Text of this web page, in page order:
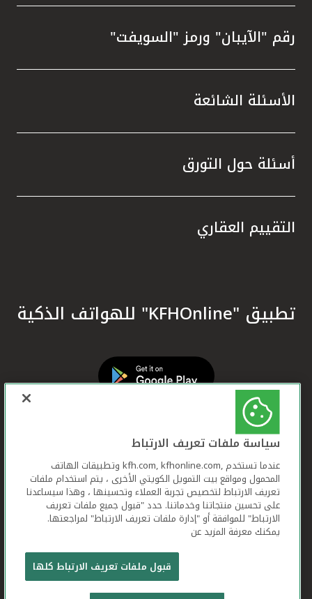
رقم "الآيبان" ورمز "السويفت"
الأسئلة الشائعة
أسئلة حول التورق
التقييم العقاري
تطبيق "KFHOnline" للهواتف الذكية
بيت التمويل الكويتي جميع الحقوق محفوظة © 2026
شروط وأحكام استخدام الموقع الإلكتروني
سياسة ملفات تعريف الارتباط
عندما تستخدم ,kfh.com, kfhonline.com وتطبيقات الهاتف
المحمول ومواقع بيت التمويل الكويتي الأخرى ، يتم استخدام ملفات
تعريف الارتباط لتخصيص تجربة العملاء وتحسينها ، وهذا سيساعدنا
على تحسين منتجاتنا وخدماتنا. حدد "قبول جميع ملفات تعريف
الارتباط" للموافقة أو "إدارة ملفات تعريف الارتباط" لمراجعتها.
يمكنك معرفة المزيد عن
قبول ملفات تعريف الارتباط كلها